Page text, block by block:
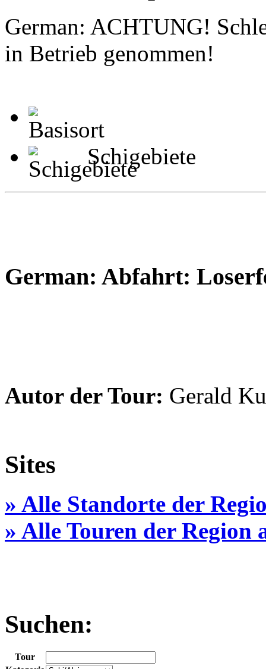
German: ACHTUNG!
in Betrieb genommen!
Schigebiete
German: Abfahrt:
Autor der Tour: Gerald
Sites
» Alle Standorte der
» Alle Touren der Region
Suchen:
Tour